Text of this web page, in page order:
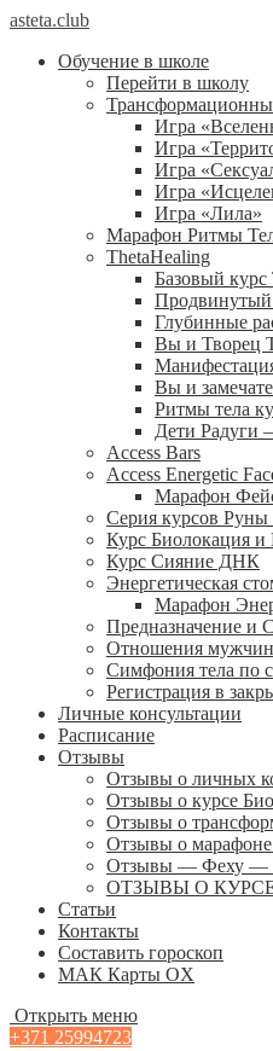
asteta.club
Обучение в школе
Перейти в школу
Игра
Игра
Игра
Игра
Игра «Лила»
Марафон Ритмы
ThetaHealing
Базовый
Продвинутый
Глубинные
Вы и Творец
Вы и
Ритмы тела
Дети Радуги
Access Bars
Access Energetic
Марафон
Серия курсов Руны
Курс Биолокация
Курс Сияние ДНК
Энергетическая
Марафон
Предназначение и
Отношения
Симфония тела по
Регистрация в
Личные консультации
Расписание
Отзывы
Отзывы о личных
Отзывы о курсе
Отзывы о
Отзывы о
Отзывы — Феху —
ОТЗЫВЫ О
Статьи
Контакты
Составить гороскоп
МАК Карты OХ
Открыть меню
+371 25994723